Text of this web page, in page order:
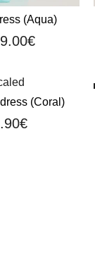
(Aqua)
€
(Coral)
€